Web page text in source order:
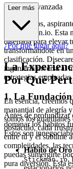
strategia Avanzada
Bienvenidos,
de Stickman.io. Esta
diseñada para elevar
transformándote en
clasificación.
ingeniería inversa al
estrategias
1. La
Antes de profundizar
dominar los hábitos
Estos son
Hábito de
Stickman.io,
Leer más
¿Por qué jugar aquí?
La
Por Qué
En esencia, creemos
manantial de alegría
somos los
obstáculo, cada
entre tú y el sublime
complejidades, las
puedas sumergirte
pura diversión. Esta